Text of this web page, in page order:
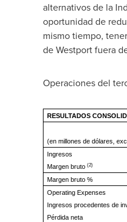
alternativos de la
oportunidad de
mismo tiempo,
de Westport fuera
Operaciones del
RESULTADOS
(en millones de dólares,
Ingresos
Margen bruto(2)
Margen bruto %
Operating Expenses
Ingresos procedentes de
Pérdida neta